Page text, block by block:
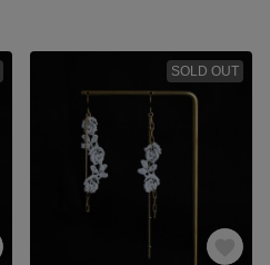
SOLD OUT